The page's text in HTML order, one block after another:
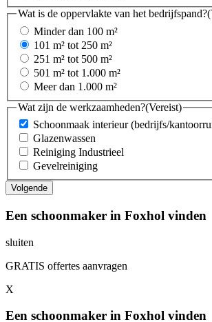
Wat is de oppervlakte van het bedrijfspand?
Minder dan 100 m²
101 m² tot 250 m²
251 m² tot 500 m²
501 m² tot 1.000 m²
Meer dan 1.000 m²
Wat zijn de werkzaamheden?(Vereist)
Schoonmaak interieur (bedrijfs/
Glazenwassen
Reiniging Industrieel
Gevelreiniging
Een schoonmaker in Foxhol vinden
sluiten
GRATIS offertes aanvragen
X
Een schoonmaker in Foxhol vinden